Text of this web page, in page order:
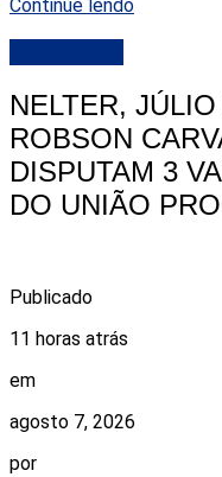
Continue lendo
NELTER,
ROBSON
DISPUTAM 3
DO UNIÃO
Publicado
11 horas atrás
em
agosto 7, 2026
por